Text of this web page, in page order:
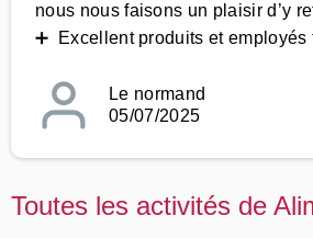
nous nous faisons un plaisir d’y
➕ Excellent produits et employés
Le normand
05/07/2025
Toutes les activités de